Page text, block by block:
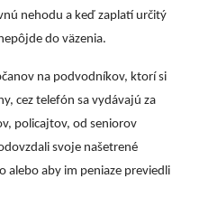
nehodu a keď zaplatí určitý
do väzenia.
na podvodníkov, ktorí si
cez telefón sa vydávajú za
policajtov, od seniorov
svoje našetrené
alebo aby im peniaze previedli